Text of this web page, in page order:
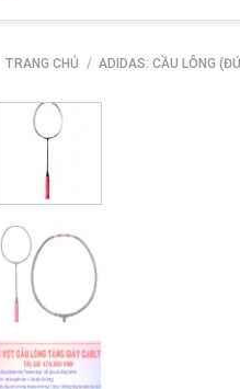
TRANG CHỦ / ADIDAS: CẦU LÔNG